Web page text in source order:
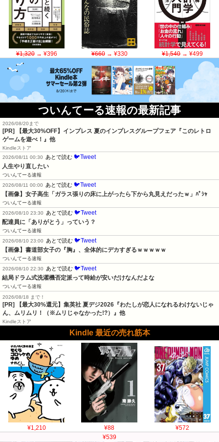
¥1,320→ ¥396 ¥660→ ¥330 ¥1,540→ ¥499
ついんてーる速報の最新記事
2026/08/20まで
[PR]
【最大30%OFF】インプレス 夏のインプレスグループフェア『このレトロ
ゲームを遊べ！』他
Kindleストア
2026/08/11 00:30
あとで読む 🐦Tweet
人生やり直したい
ついんてーる速報
2026/08/11 00:00
あとで読む 🐦Tweet
【画像】女子高生「ガラス張りの床に上がったら下から丸見えだったｗ」ﾊﾟｼｬ
ついんてーる速報
2026/08/10 23:30
あとで読む 🐦Tweet
配達員に「ありがとう」っていう？
ついんてーる速報
2026/08/10 23:00
あとで読む 🐦Tweet
【画像】書道部女子の『胸』、全体的にデカすぎるｗｗｗｗｗ
ついんてーる速報
2026/08/10 22:30
あとで読む 🐦Tweet
結局ドラム式洗濯機否定派って時給が安いだけなんだよな
ついんてーる速報
2026/08/18 まで！
[PR]
【最大30%還元】集英社 夏デジ2026『わたしが恋人になれるわけないじゃ
ん、ムリムリ！（※ムリじゃなかった!?）』他
Kindleストア
Kindle 最近の売れ筋本
¥1,210 ¥88
¥572
¥539